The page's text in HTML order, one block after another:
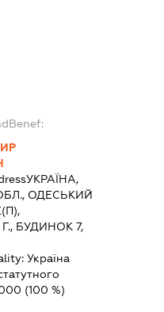
УКРАЇНА,
ОДЕСЬКИЙ
БУДИНОК 7,
Україна
(100 %)